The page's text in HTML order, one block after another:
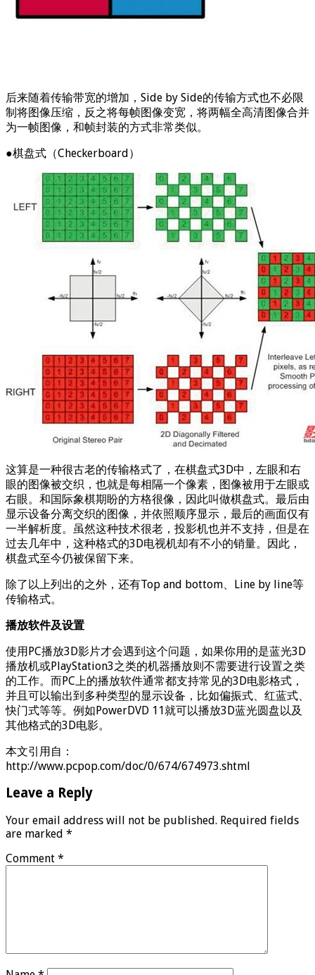
后来随着传输带宽的增加，Side by Side的传输方式也不必限
制将图像压缩，反之将每帧图像变宽，将两幅全高清图像合并
为一帧图像，和帧封装的方式非常类似。
●棋盘式（Checkerboard）
这算是一种很古老的传输格式了，在棋盘式3D中，左眼和右
眼的图像被交织，也就是每相隔一个像素，图像被用于左眼或
右眼。和国际象棋期盼的方格很像，因此叫做棋盘式。最后由
显示设备分离交织的图像，并依照顺序显示，最后的画面仅有
一半解析度。虽然这种技术很老，投影机也并不支持，但是在
过去几年中，这种格式的3D电视机却有不小的销量。因此，
棋盘式至今仍被保留下来。
除了以上列出的之外，还有Top and bottom、Line by line等
传输格式。
播放软件及设置
使用PC播放3D影片才会遇到这个问题，如果你用的是蓝光3D
播放机或PlayStation3之类的机器播放则不需要进行设置之类
的工作。而PC上的播放软件通常都支持常见的3D电影格式，
并且可以输出到多种类型的显示设备，比如偏振式、红蓝式、
快门式等等。例如PowerDVD 11就可以播放3D蓝光圆盘以及
其他格式的3D电影。
本文引用自：
http://www.pcpop.com/doc/0/674/674973.shtml
Leave a Reply
Your email address will not be published. Required fields
are marked *
Comment *